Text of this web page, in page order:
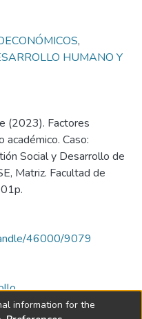
,
HUMANO Y
(2023). Factores
Caso:
Social y Desarrollo de
Matriz. Facultad de
46000/9079
information for the